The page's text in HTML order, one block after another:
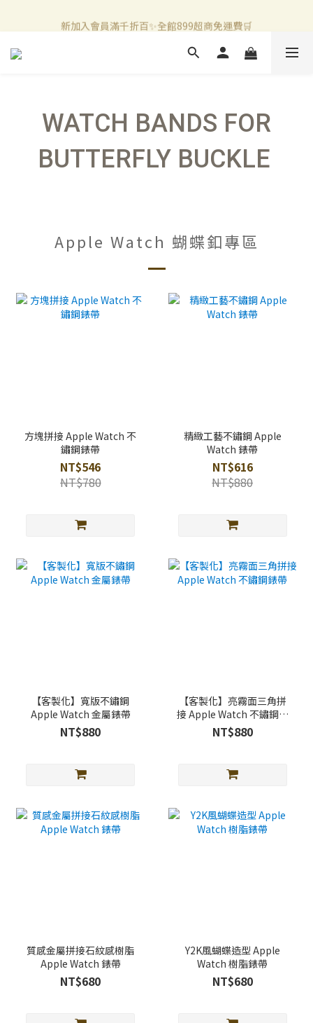
WATCH BANDS FOR
BUTTERFLY BUCKLE
Apple Watch 蝴蝶釦專區
方塊拼接 Apple Watch 不
鏽鋼錶帶
NT$546
NT$780
精緻工藝不鏽鋼 Apple
Watch 錶帶
NT$616
NT$880
【客製化】寬版不鏽鋼
Apple Watch 金屬錶帶
NT$880
【客製化】亮霧面三角拼
接 Apple Watch 不鏽鋼錶
帶
NT$880
質感金屬拼接石紋感樹脂
Apple Watch 錶帶
NT$680
Y2K風蝴蝶造型 Apple
Watch 樹脂錶帶
NT$680